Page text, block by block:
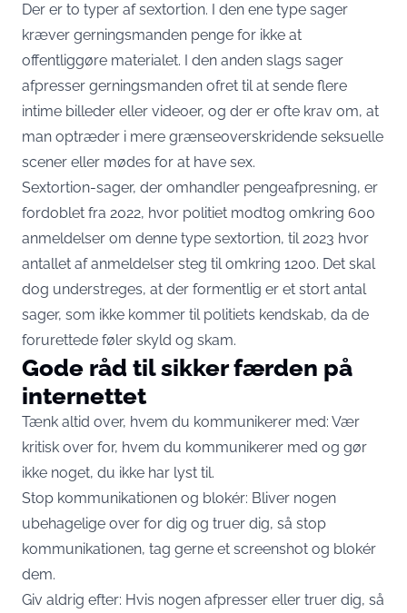
Der er to typer af sextortion. I den ene type sager
kræver gerningsmanden penge for ikke at
offentliggøre materialet. I den anden slags sager
afpresser gerningsmanden ofret til at sende flere
intime billeder eller videoer, og der er ofte krav om, at
man optræder i mere grænseoverskridende seksuelle
scener eller mødes for at have sex.
Sextortion-sager, der omhandler pengeafpresning, er
fordoblet fra 2022, hvor politiet modtog omkring 600
anmeldelser om denne type sextortion, til 2023 hvor
antallet af anmeldelser steg til omkring 1200. Det skal
dog understreges, at der formentlig er et stort antal
sager, som ikke kommer til politiets kendskab, da de
forurettede føler skyld og skam.
Gode råd til sikker færden på
internettet
Tænk altid over, hvem du kommunikerer med: Vær
kritisk over for, hvem du kommunikerer med og gør
ikke noget, du ikke har lyst til.
Stop kommunikationen og blokér: Bliver nogen
ubehagelige over for dig og truer dig, så stop
kommunikationen, tag gerne et screenshot og blokér
dem.
Giv aldrig efter: Hvis nogen afpresser eller truer dig, så